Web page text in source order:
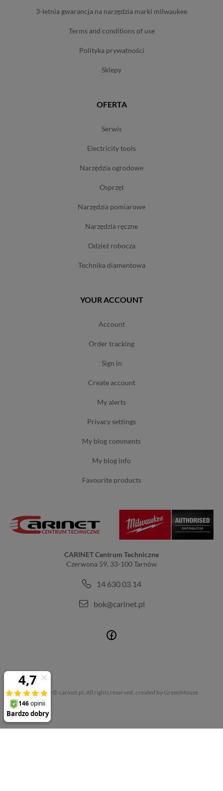
3-letnia gwarancja na narzędzia marki milwaukee
terms and conditions of use
polityka prywatności
sklepy
OFERTA
serwis
electricity tools
narzędzia ogrodowe
osprzęt
narzędzia pomiarowe
narzędzia ręczne
odzież robocza
technika diamentowa
YOUR ACCOUNT
account
order tracking
sign in
create account
my alerts
privacy settings
my blog comments
my blog info
favourite products
CARINET Centrum Techniczne
Czerwona 59, 33-100 Tarnów
14 630 03 14
bok@carinet.pl
Copyright © carinet.pl. All rights reserved. created by GreenMouse